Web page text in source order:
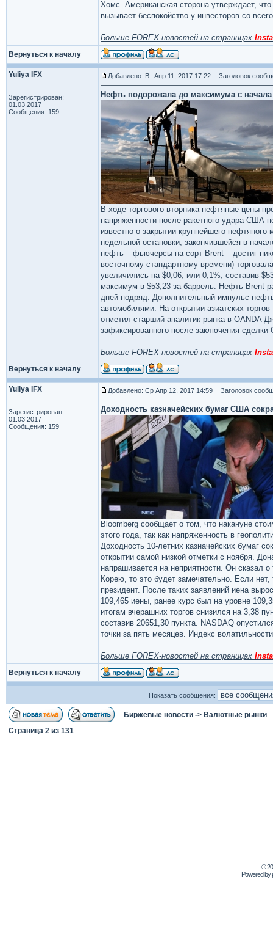
Хомс. Американская сторона утверждает,
вызывает беспокойство у инвесторов со
Больше FOREX-новостей на страницах Insta
Вернуться к началу
Yuliya IFX
Зарегистрирован:
01.03.2017
Сообщения: 159
Добавлено: Вт Апр 11, 2017 17:22 Заголовок
Нефть подорожала до максимума с
В ходе торгового вторника нефтяные цены
напряженности после ракетного удара США
известно о закрытии крупнейшего
недельной остановки, закончившейся в
нефть – фьючерсы на сорт Brent – достиг
восточному стандартному времени)
увеличились на $0,06, или 0,1%, составив
максимум в $53,23 за баррель. Нефть Brent
дней подряд. Дополнительный импульс
автомобилями. На открытии азиатских
отметил старший аналитик рынка в OANDA
зафиксированного после заключения
Больше FOREX-новостей на страницах Insta
Вернуться к началу
Yuliya IFX
Зарегистрирован:
01.03.2017
Сообщения: 159
Добавлено: Ср Апр 12, 2017 14:59 Заголовок
Доходность казначейских бумаг США
Bloomberg сообщает о том, что накануне
этого года, так как напряженность в
Доходность 10-летних казначейских бумаг
открытии самой низкой отметки с ноября.
напрашивается на неприятности. Он сказал
Корею, то это будет замечательно. Если
президент. После таких заявлений иена
109,465 иены, ранее курс был на уровне
итогам вчерашних торгов снизился на 3,38
составив 20651,30 пункта. NASDAQ
точки за пять месяцев. Индекс
Больше FOREX-новостей на страницах Insta
Вернуться к началу
Показать сообщения:
Биржевые новости -> Валютные рынки
Страница 2 из 131
©
Powered by